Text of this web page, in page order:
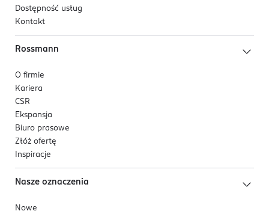
Dostępność usług
Kontakt
Rossmann
O firmie
Kariera
CSR
Ekspansja
Biuro prasowe
Złóż ofertę
Inspiracje
Nasze oznaczenia
Nowe